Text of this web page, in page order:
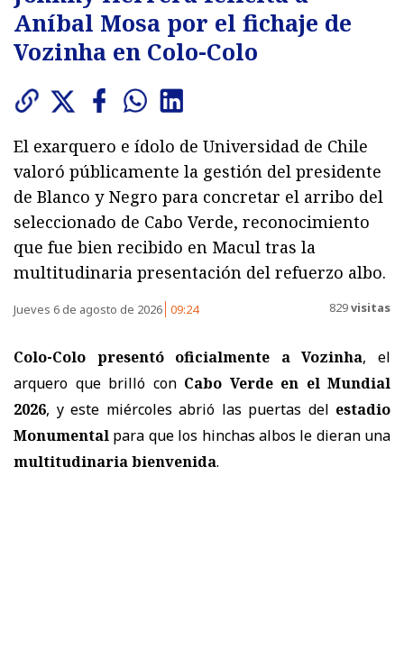
Aníbal Mosa por el fichaje de
Vozinha en Colo-Colo
El exarquero e ídolo de Universidad de Chile
valoró públicamente la gestión del presidente
de Blanco y Negro para concretar el arribo del
seleccionado de Cabo Verde, reconocimiento
que fue bien recibido en Macul tras la
multitudinaria presentación del refuerzo albo.
Jueves 6 de agosto de 2026 09:24 829visitas
Colo-Colo presentó oficialmente a Vozinha, el
arquero que brilló con Cabo Verde en el Mundial
2026, y este miércoles abrió las puertas del estadio
Monumental para que los hinchas albos le dieran una
multitudinaria bienvenida.